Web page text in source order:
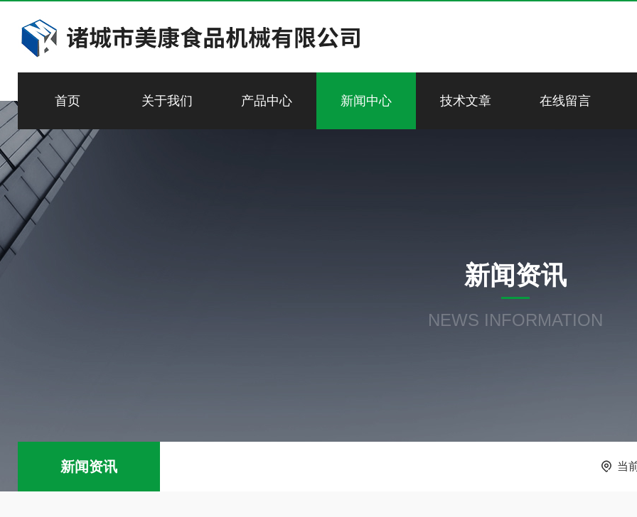
首页 关于我们 产品中心 新闻中心 技术文章 在线留言
新闻资讯
NEWS INFORMATION
新闻资讯 当